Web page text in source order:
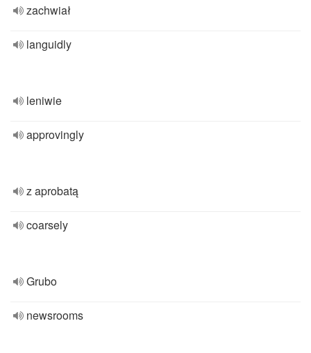
zachwiał
languidly
leniwie
approvingly
z aprobatą
coarsely
Grubo
newsrooms